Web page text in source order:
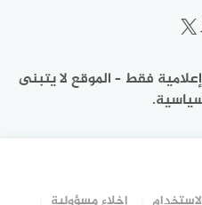
إكس
فقط – الموقع لا يتبنى